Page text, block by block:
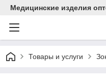
Медицинские изделия
Товары и услуги